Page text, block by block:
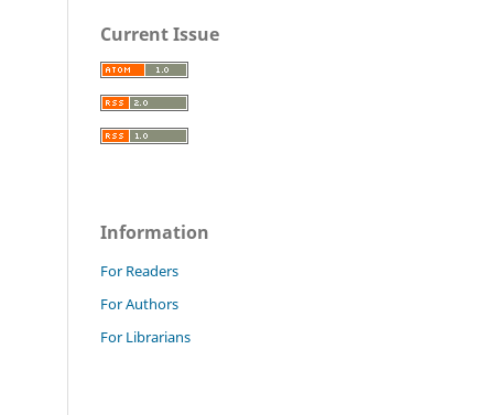
Current Issue
Information
For Readers
For Authors
For Librarians